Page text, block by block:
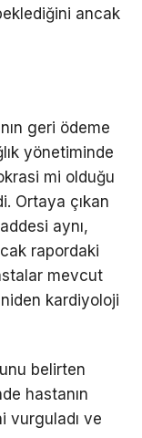
ancak
geri ödeme
yönetiminde
mi olduğu
Ortaya çıkan
aynı,
rapordaki
mevcut
kardiyoloji
belirten
hastanın
vurguladı ve